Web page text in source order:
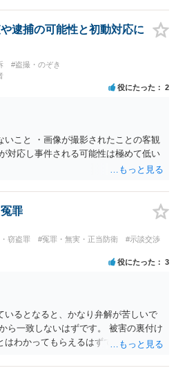
逮捕の可能性と初動対応に
#盗撮・のぞき
役にたった 2
いこと ・画像が撮影されたことの客観
対応し事件される可能性は極めて低い
罪
窃盗罪 #冤罪・無実・正当防衛
#示談交渉
役にたった 3
いるとなると、かなり弁解が苦しいで
ら一致しないはずです。 被害の裏付け
はわかってもらえるはずです。